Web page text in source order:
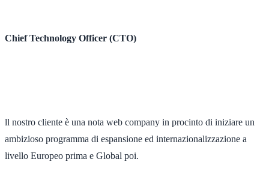
Chief Technology Officer (CTO)
ll nostro cliente è una nota web company in procinto di iniziare un
ambizioso programma di espansione ed internazionalizzazione a
livello Europeo prima e Global poi.